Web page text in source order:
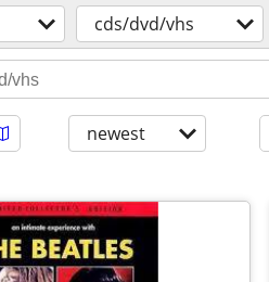
cds/dvd/vhs
newest